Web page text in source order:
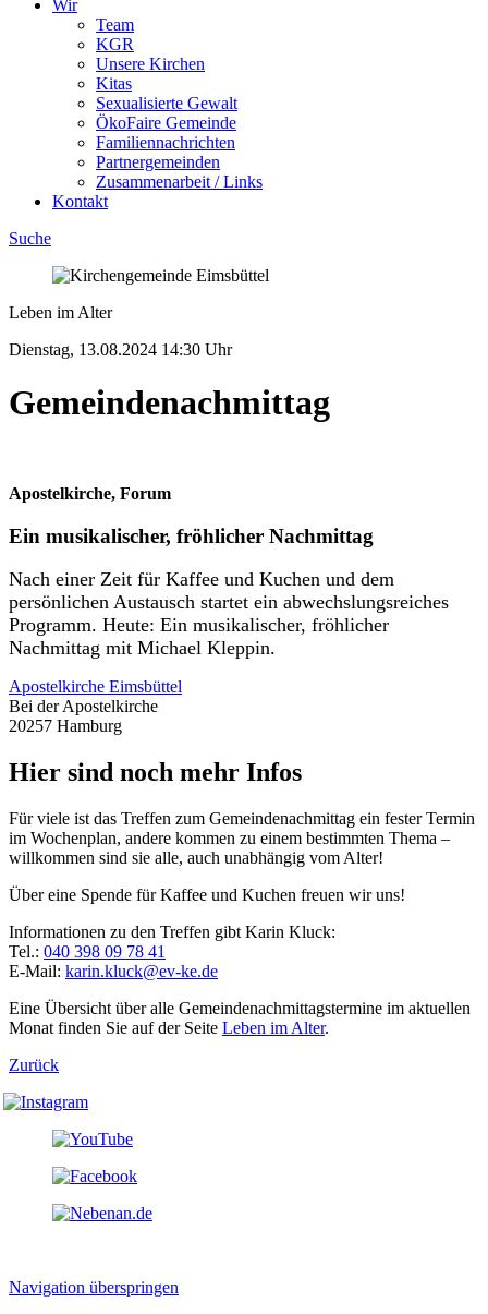
Wir
Team
KGR
Unsere Kirchen
Kitas
Sexualisierte Gewalt
ÖkoFaire Gemeinde
Familiennachrichten
Partnergemeinden
Zusammenarbeit / Links
Kontakt
Suche
Leben im Alter
Dienstag, 13.08.2024 14:30 Uhr
Gemeinde­nachmittag
Apostelkirche, Forum
Ein musikalischer, fröhlicher Nachmittag
Nach einer Zeit für Kaffee und Kuchen und dem
persönlichen Austausch startet ein abwechslungsreiches
Programm. Heute: Ein musikalischer, fröhlicher
Nachmittag mit Michael Kleppin.
Apostelkirche Eimsbüttel
Bei der Apostelkirche
20257 Hamburg
Hier sind noch mehr Infos
Für viele ist das Treffen zum Gemeindenachmittag ein fester Termin
im Wochenplan, andere kommen zu einem bestimmten Thema –
willkommen sind sie alle, auch unabhängig vom Alter!
Über eine Spende für Kaffee und Kuchen freuen wir uns!
Informationen zu den Treffen gibt Karin Kluck:
Tel.: 040 398 09 78 41
E-Mail: karin.kluck@ev-ke.de
Eine Übersicht über alle Gemeindenachmittagstermine im aktuellen
Monat finden Sie auf der Seite Leben im Alter.
Zurück
Navigation überspringen